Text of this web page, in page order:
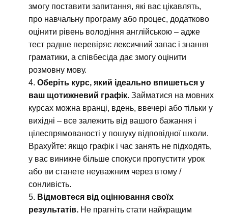
змогу поставити запитання, які вас цікавлять,
про навчальну програму або процес, додатково
оцінити рівень володіння англійською – адже
тест радше перевіряє лексичний запас і знання
граматики, а співбесіда дає змогу оцінити
розмовну мову.
Оберіть курс, який ідеально впишеться у
ваш щотижневий графік. Займатися на мовних
курсах можна вранці, вдень, ввечері або тільки у
вихідні – все залежить від вашого бажання і
цілеспрямованості у пошуку відповідної школи.
Врахуйте: якщо графік і час занять не підходять,
у вас виникне більше спокуси пропустити урок
або ви станете неуважним через втому /
сонливість.
Відмовтеся від оцінювання своїх
результатів. Не прагніть стати найкращим